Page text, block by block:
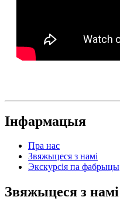
Інфармацыя
Пра нас
Звяжыцеся з намі
Экскурсія па фабрыцы
Звяжыцеся з намі